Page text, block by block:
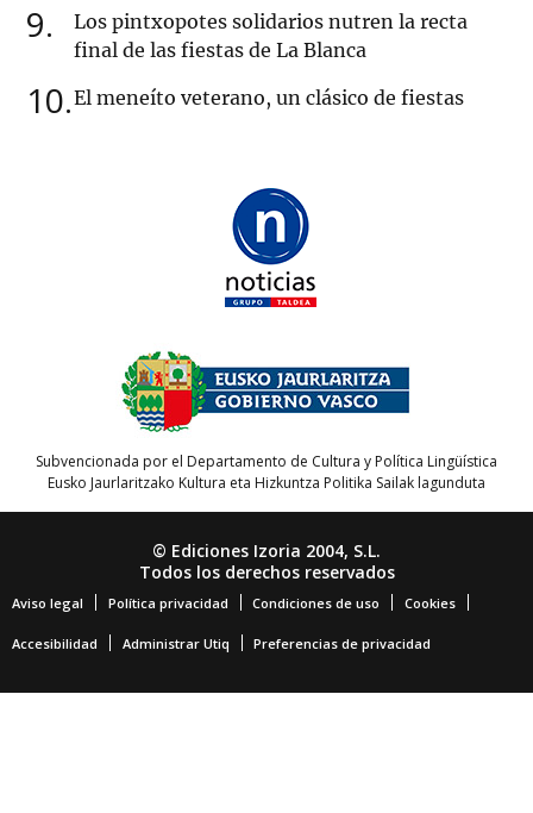
9
Los pintxopotes solidarios nutren la recta
final de las fiestas de La Blanca
10 El meneíto veterano, un clásico de fiestas
Subvencionada por el Departamento de Cultura y Política Lingüística
Eusko Jaurlaritzako Kultura eta Hizkuntza Politika Sailak lagunduta
© Ediciones Izoria 2004, S.L.
Todos los derechos reservados
Aviso legal Política privacidad Condiciones de uso Cookies
Accesibilidad Administrar Utiq Preferencias de privacidad